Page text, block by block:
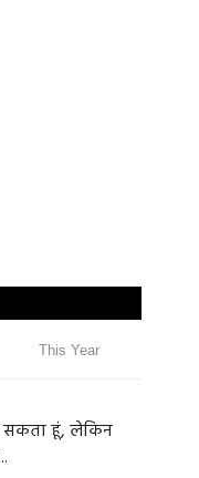
This Year
सकता हूं, लेकिन